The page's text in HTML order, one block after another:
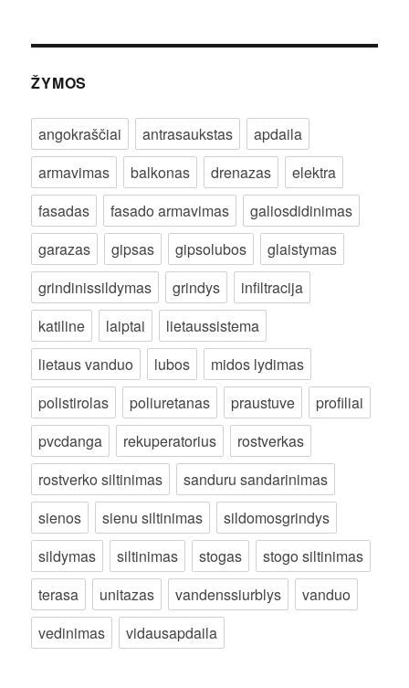
ŽYMOS
angokraščiai antrasaukstas
apdaila
armavimas
balkonas drenazas
elektra
fasadas
fasado armavimas
galiosdidinimas
garazas
gipsas gipsolubos
glaistymas
grindinissildymas
grindys
infiltracija
katiline
laiptai
lietaussistema
lietaus vanduo
lubos
midos lydimas
polistirolas
poliuretanas praustuve
profiliai
pvcdanga
rekuperatorius
rostverkas
rostverko siltinimas
sanduru sandarinimas
sienos
sienu siltinimas
sildomosgrindys
sildymas
siltinimas stogas
stogo siltinimas
terasa
unitazas vandenssiurblys
vanduo
vedinimas
vidausapdaila